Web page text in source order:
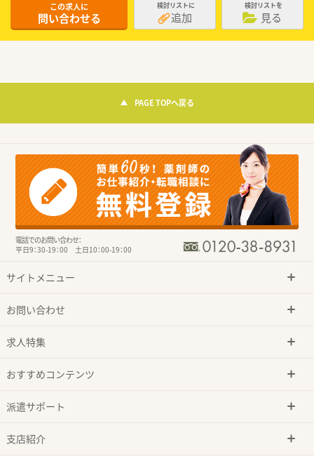
この求人に
問い合わせる
検討リストに
追加
検討リストを
見る
PAGE TOPへ戻る
電話でのお問い合わせ：
平日9：30-19：00 土日10：00-19：00
サイトメニュー
お問い合わせ
求人特集
おすすめコンテンツ
派遣サポート
支店紹介